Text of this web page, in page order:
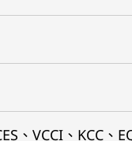
、VCCI、KCC、